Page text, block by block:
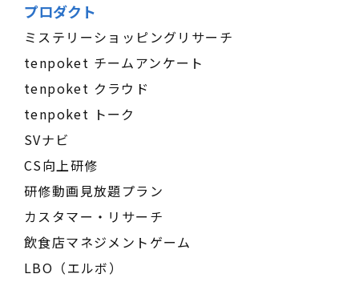
プロダクト
ミステリーショッピングリサーチ
tenpoket チームアンケート
tenpoket クラウド
tenpoket トーク
SVナビ
CS向上研修
研修動画見放題プラン
カスタマー・リサーチ
飲食店マネジメントゲーム
LBO（エルボ）